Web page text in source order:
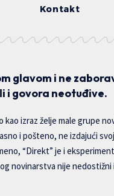
Kontakt
glavom i ne
i govora neotuđive.
kao izraz želje male grupe
i pošteno, ne izdajući
“Direkt” je i
novinarstva nije nedostižni